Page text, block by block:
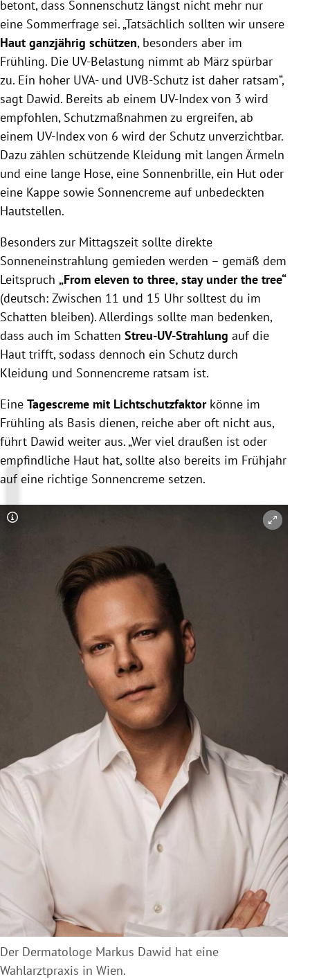
betont, dass Sonnenschutz längst nicht mehr nur
eine Sommerfrage sei. „Tatsächlich sollten wir unsere
Haut ganzjährig schützen, besonders aber im
Frühling. Die UV-Belastung nimmt ab März spürbar
zu. Ein hoher UVA- und UVB-Schutz ist daher ratsam“,
sagt Dawid. Bereits ab einem UV-Index von 3 wird
empfohlen, Schutzmaßnahmen zu ergreifen, ab
einem UV-Index von 6 wird der Schutz unverzichtbar.
Dazu zählen schützende Kleidung mit langen Ärmeln
und eine lange Hose, eine Sonnenbrille, ein Hut oder
eine Kappe sowie Sonnencreme auf unbedeckten
Hautstellen.
Besonders zur Mittagszeit sollte direkte
Sonneneinstrahlung gemieden werden – gemäß dem
Leitspruch „From eleven to three, stay under the tree“
(deutsch: Zwischen 11 und 15 Uhr solltest du im
Schatten bleiben). Allerdings sollte man bedenken,
dass auch im Schatten Streu-UV-Strahlung auf die
Haut trifft, sodass dennoch ein Schutz durch
Kleidung und Sonnencreme ratsam ist.
Eine Tagescreme mit Lichtschutzfaktorkönne im
Frühling als Basis dienen, reiche aber oft nicht aus,
führt Dawid weiter aus. „Wer viel draußen ist oder
empfindliche Haut hat, sollte also bereits im Frühjahr
auf eine richtige Sonnencreme setzen.
Copyright-Hinweis öffnen/schließen
Der Dermatologe Markus Dawid hat eine
Wahlarztpraxis in Wien.